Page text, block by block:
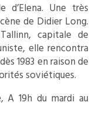
d’Elena. Une très
de Didier Long.
capitale de
elle rencontra
1983 en raison de
soviétiques.
A 19h du mardi au